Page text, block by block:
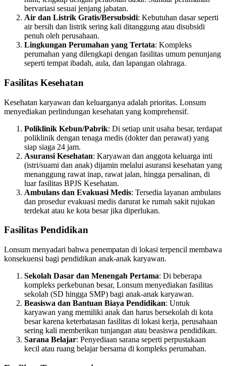
bervariasi sesuai jenjang jabatan.
Air dan Listrik Gratis/Bersubsidi: Kebutuhan dasar seperti
air bersih dan listrik sering kali ditanggung atau disubsidi
penuh oleh perusahaan.
Lingkungan Perumahan yang Tertata: Kompleks
perumahan yang dilengkapi dengan fasilitas umum penunjang
seperti tempat ibadah, aula, dan lapangan olahraga.
Fasilitas Kesehatan
Kesehatan karyawan dan keluarganya adalah prioritas. Lonsum
menyediakan perlindungan kesehatan yang komprehensif.
Poliklinik Kebun/Pabrik: Di setiap unit usaha besar, terdapat
poliklinik dengan tenaga medis (dokter dan perawat) yang
siap siaga 24 jam.
Asuransi Kesehatan: Karyawan dan anggota keluarga inti
(istri/suami dan anak) dijamin melalui asuransi kesehatan yang
menanggung rawat inap, rawat jalan, hingga persalinan, di
luar fasilitas BPJS Kesehatan.
Ambulans dan Evakuasi Medis: Tersedia layanan ambulans
dan prosedur evakuasi medis darurat ke rumah sakit rujukan
terdekat atau ke kota besar jika diperlukan.
Fasilitas Pendidikan
Lonsum menyadari bahwa penempatan di lokasi terpencil membawa
konsekuensi bagi pendidikan anak-anak karyawan.
Sekolah Dasar dan Menengah Pertama: Di beberapa
kompleks perkebunan besar, Lonsum menyediakan fasilitas
sekolah (SD hingga SMP) bagi anak-anak karyawan.
Beasiswa dan Bantuan Biaya Pendidikan: Untuk
karyawan yang memiliki anak dan harus bersekolah di kota
besar karena keterbatasan fasilitas di lokasi kerja, perusahaan
sering kali memberikan tunjangan atau beasiswa pendidikan.
Sarana Belajar: Penyediaan sarana seperti perpustakaan
kecil atau ruang belajar bersama di kompleks perumahan.